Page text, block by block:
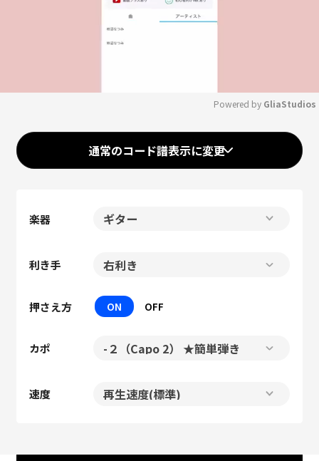
Mute
Powered by GliaStudios
通常のコード譜表示に変更
楽器
利き手
押さえ方 ON OFF
カポ
速度